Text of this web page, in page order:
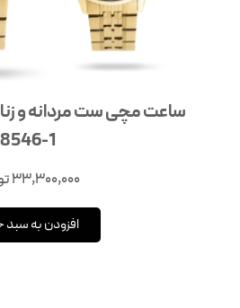
8546-1
33,300,000
افزودن به سبد